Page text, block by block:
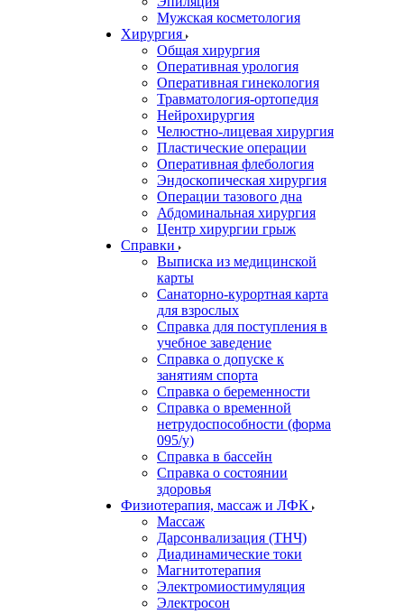
Мужская косметология
Хирургия
Общая хирургия
Оперативная урология
Оперативная гинекология
Травматология-ортопедия
Нейрохирургия
Челюстно-лицевая хирургия
Пластические операции
Оперативная флебология
Эндоскопическая хирургия
Операции тазового дна
Абдоминальная хирургия
Центр хирургии грыж
Справки
Выписка из медицинской
карты
Санаторно-курортная карта
для взрослых
Справка для поступления в
учебное заведение
Справка о допуске к
занятиям спорта
Справка о беременности
Справка о временной
нетрудоспособности (форма
095/у)
Справка в бассейн
Справка о состоянии
здоровья
Физиотерапия, массаж и ЛФК
Массаж
Дарсонвализация (ТНЧ)
Диадинамические токи
Магнитотерапия
Электромиостимуляция
Электросон